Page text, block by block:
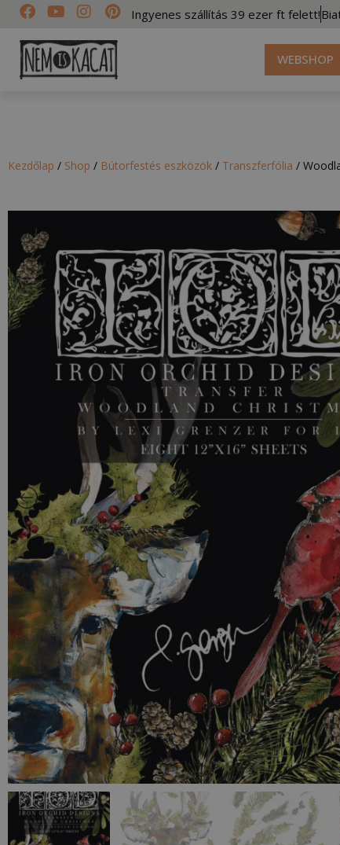
Ingyenes szállítás 39 ezer ft felett!
WEBSHOP
Kezdőlap / Shop / Bútorfestés eszközök / Transzferfólia /